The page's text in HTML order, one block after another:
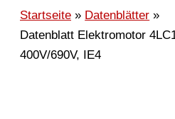
Startseite
Datenblätter
Datenblatt Elektromotor
400V/690V, IE4